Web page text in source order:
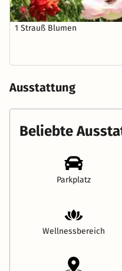
1 Strauß Blumen
Ausstattung
Beliebte
Parkplatz
Wellnessbereich